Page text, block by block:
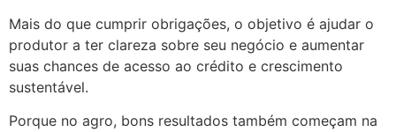
Mais do que cumprir obrigações, o objetivo é ajudar o
produtor a ter clareza sobre seu negócio e aumentar
suas chances de acesso ao crédito e crescimento
sustentável.
Porque no agro, bons resultados também começam na